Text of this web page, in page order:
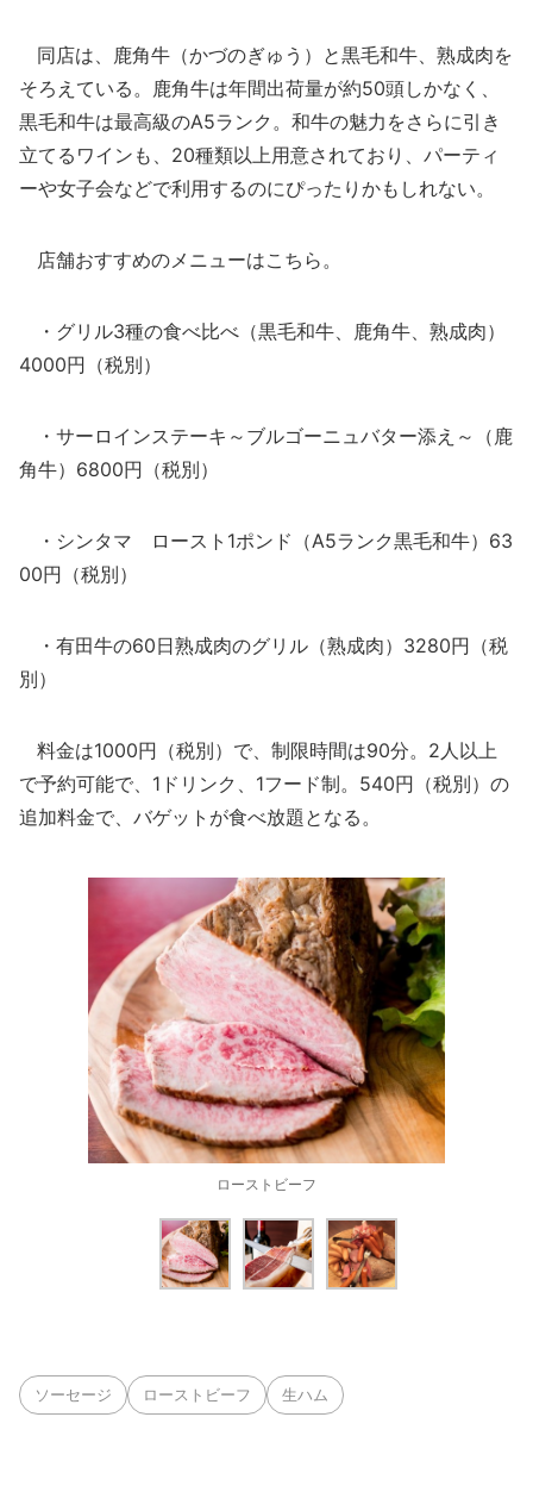
同店は、鹿角牛（かづのぎゅう）と黒毛和牛、熟成肉を
そろえている。鹿角牛は年間出荷量が約50頭しかなく、
黒毛和牛は最高級のA5ランク。和牛の魅力をさらに引き
立てるワインも、20種類以上用意されており、パーティ
ーや女子会などで利用するのにぴったりかもしれない。
店舗おすすめのメニューはこちら。
・グリル3種の食べ比べ（黒毛和牛、鹿角牛、熟成肉）
4000円（税別）
・サーロインステーキ～ブルゴーニュバター添え～（鹿
角牛）6800円（税別）
・シンタマ ロースト1ポンド（A5ランク黒毛和牛）63
00円（税別）
・有田牛の60日熟成肉のグリル（熟成肉）3280円（税
別）
料金は1000円（税別）で、制限時間は90分。2人以上
で予約可能で、1ドリンク、1フード制。540円（税別）の
追加料金で、バゲットが食べ放題となる。
ローストビーフ
ソーセージ ローストビーフ 生ハム